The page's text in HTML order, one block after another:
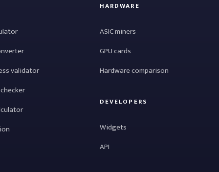
validator
HARDWARE
ASIC miners
GPU cards
Hardware comparison
DEVELOPERS
Widgets
API